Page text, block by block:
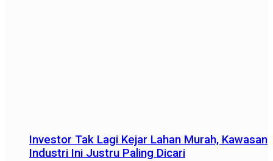
Investor Tak Lagi Kejar Lahan Murah, Kawasan
Industri Ini Justru Paling Dicari